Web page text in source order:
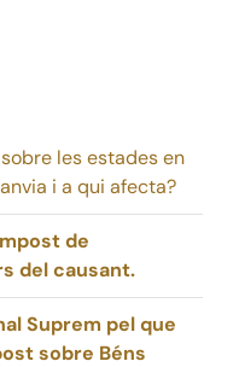
les estades en
i a qui afecta?
de
del causant.
Suprem pel que
sobre Béns